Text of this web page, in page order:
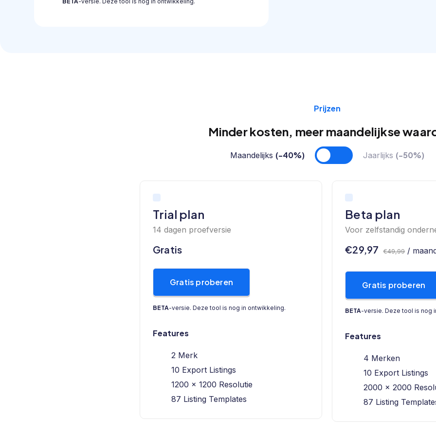
Prijzen
Minder kosten, meer maandelijkse
Maandelijks (-40%) Jaarlijks (-50%)
Trial plan
14 dagen proefversie
Gratis
Gratis proberen
BETA-versie. Deze tool is nog in ontwikkeling.
Features
2 Merk
10 Export Listings
1200 x 1200 Resolutie
87 Listing Templates
Beta plan
Voor zelfstandig
€29,97 €49,99 /
Gratis proberen
BETA-versie. Deze tool is nog
Features
4 Merken
10 Export Listings
2000 x 2000
87 Listing